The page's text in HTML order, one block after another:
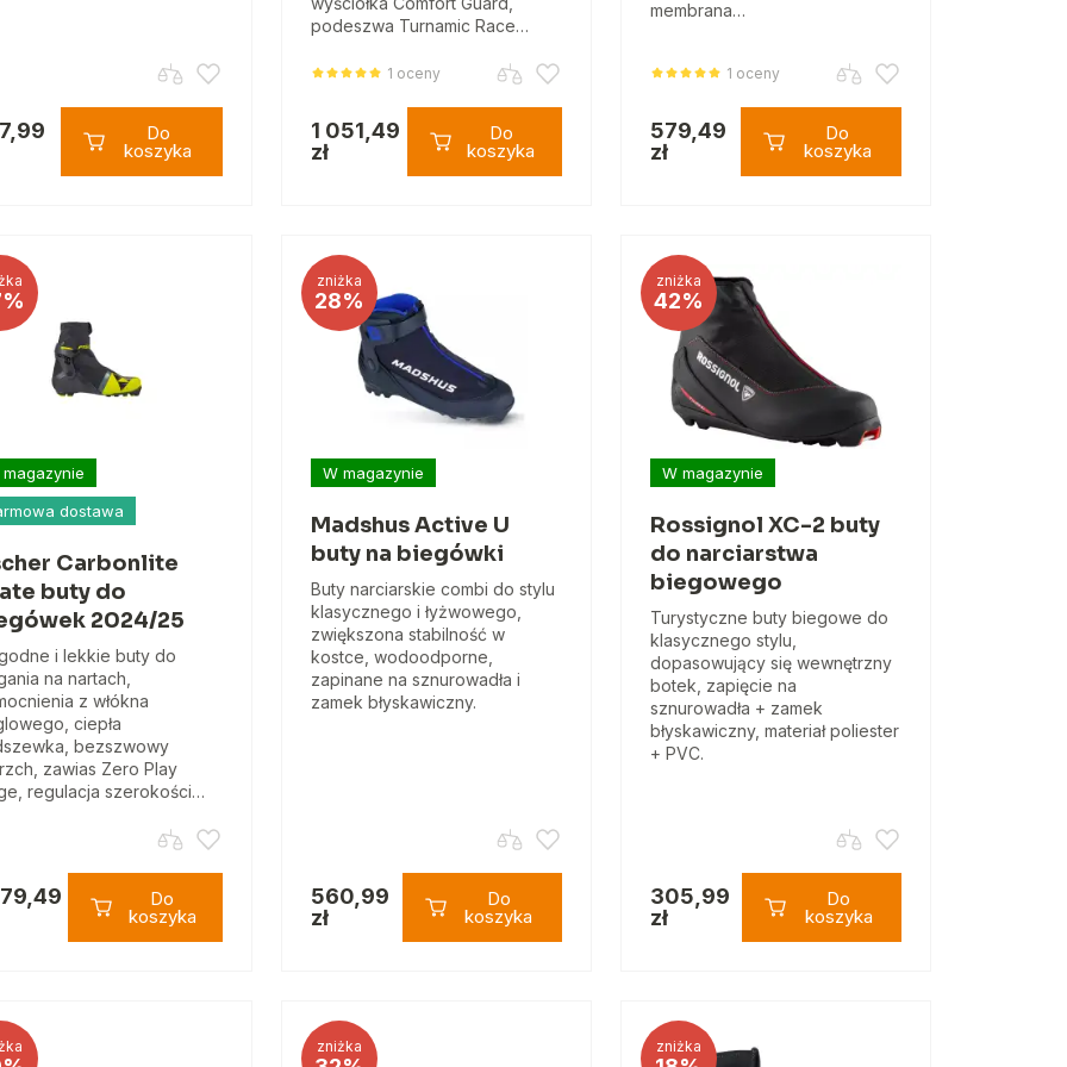
Do
koszyka
podeszwa Turnamic Race…
1 oceny
1 051,49
zł
Do
koszyka
membrana…
1 oceny
579,49
zł
Do
koszyka
magazynie
dostawa
Carbonlite
buty do
2024/25
i lekkie buty do
na nartach,
z włókna
ciepła
bezszwowy
zawias Zero Play
regulacja szerokości…
Do
koszyka
zniżka
28%
W magazynie
Madshus Active U
buty na biegówki
Buty narciarskie combi do stylu
klasycznego i łyżwowego,
zwiększona stabilność w
kostce, wodoodporne,
zapinane na sznurowadła i
zamek błyskawiczny.
560,99
zł
Do
koszyka
zniżka
42%
W magazynie
Rossignol XC-2 buty
do narciarstwa
biegowego
Turystyczne buty biegowe do
klasycznego stylu,
dopasowujący się wewnętrzny
botek, zapięcie na
sznurowadła + zamek
błyskawiczny, materiał poliester
+ PVC.
305,99
zł
Do
koszyka
zniżka zniżka